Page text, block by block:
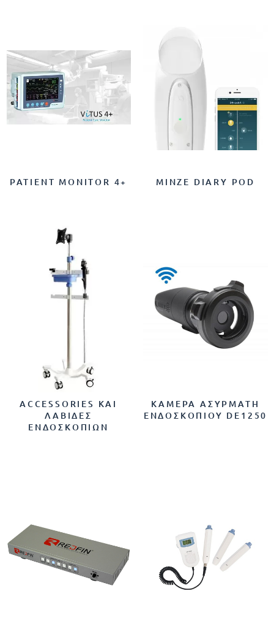
PATIENT MONITOR 4+ MINZE DIARY POD
ACCESSORIES ΚΑΙ
ΛΑΒΙΔΕΣ
ΕΝΔΟΣΚΟΠΙΩΝ
ΚΆΜΕΡΑ ΑΣΎΡΜΑΤΗ
ΕΝΔΟΣΚΟΠΊΟΥ DE1250